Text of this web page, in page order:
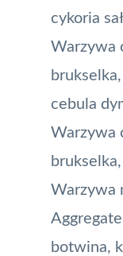
cykoria
Warzywa
cebula
Warzywa
Warzywa
botwina,